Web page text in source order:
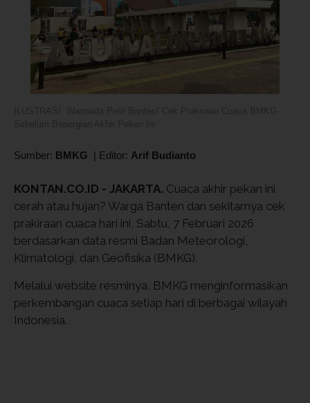
Sumber: BMKG | Editor: Arif Budianto
KONTAN.CO.ID - JAKARTA. Cuaca akhir pekan ini
cerah atau hujan? Warga Banten dan sekitarnya cek
prakiraan cuaca hari ini, Sabtu, 7 Februari 2026
berdasarkan data resmi Badan Meteorologi,
Klimatologi, dan Geofisika (BMKG).
Melalui website resminya, BMKG menginformasikan
perkembangan cuaca setiap hari di berbagai wilayah
Indonesia.